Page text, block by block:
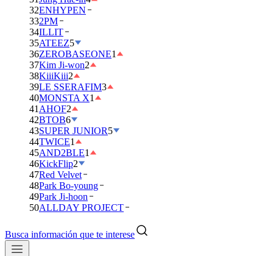
32ENHYPEN
332PM
34ILLIT
35ATEEZ5
36ZEROBASEONE1
37Kim Ji-won2
38KiiiKiii2
39LE SSERAFIM3
40MONSTA X1
41 AHOF2
42BTOB6
43SUPER JUNIOR5
44TWICE1
45AND2BLE1
46KickFlip2
47Red Velvet
48Park Bo-young
49Park Ji-hoon
50ALLDAY PROJECT
Busca información que te interese